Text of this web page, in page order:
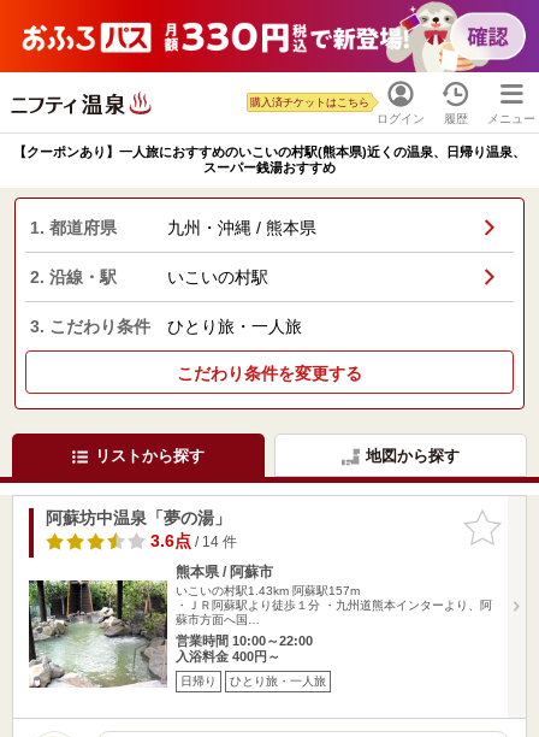
ログイン
購入済チケットはこちら
履歴 メニュー
【クーポンあり】一人旅におすすめのいこいの村駅(熊本県)近くの温泉、日帰り温泉、
スーパー銭湯おすすめ
1. 都道府県 九州・沖縄 / 熊本県
2. 沿線・駅 いこいの村駅
3. こだわり条件 ひとり旅・一人旅
こだわり条件を変更する
リストから探す 地図から探す
お気に入
りに追加
阿蘇坊中温泉「夢の湯」
3.6点/ 14 件
熊本県 / 阿蘇市
いこいの村駅1.43km 阿蘇駅157m
・ＪＲ阿蘇駅より徒歩１分 ・九州道熊本インターより、阿
蘇市方面へ国…
営業時間 10:00～22:00
入浴料金 400円～
日帰り ひとり旅・一人旅